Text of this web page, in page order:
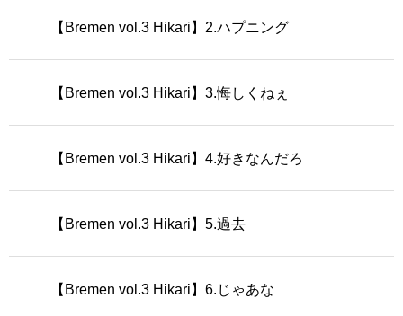
【Bremen vol.3 Hikari】2.ハプニング
【Bremen vol.3 Hikari】3.悔しくねぇ
【Bremen vol.3 Hikari】4.好きなんだろ
【Bremen vol.3 Hikari】5.過去
【Bremen vol.3 Hikari】6.じゃあな